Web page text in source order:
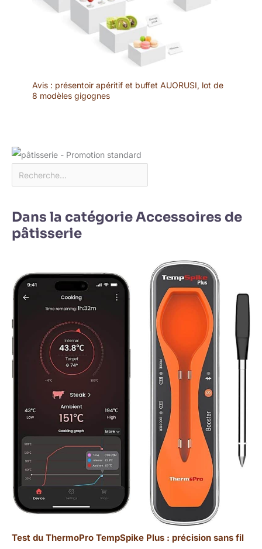
Avis : présentoir apéritif et buffet AUORUSI, lot de
8 modèles gigognes
Dans la catégorie Accessoires de
pâtisserie
Test du ThermoPro TempSpike Plus : précision sans fil